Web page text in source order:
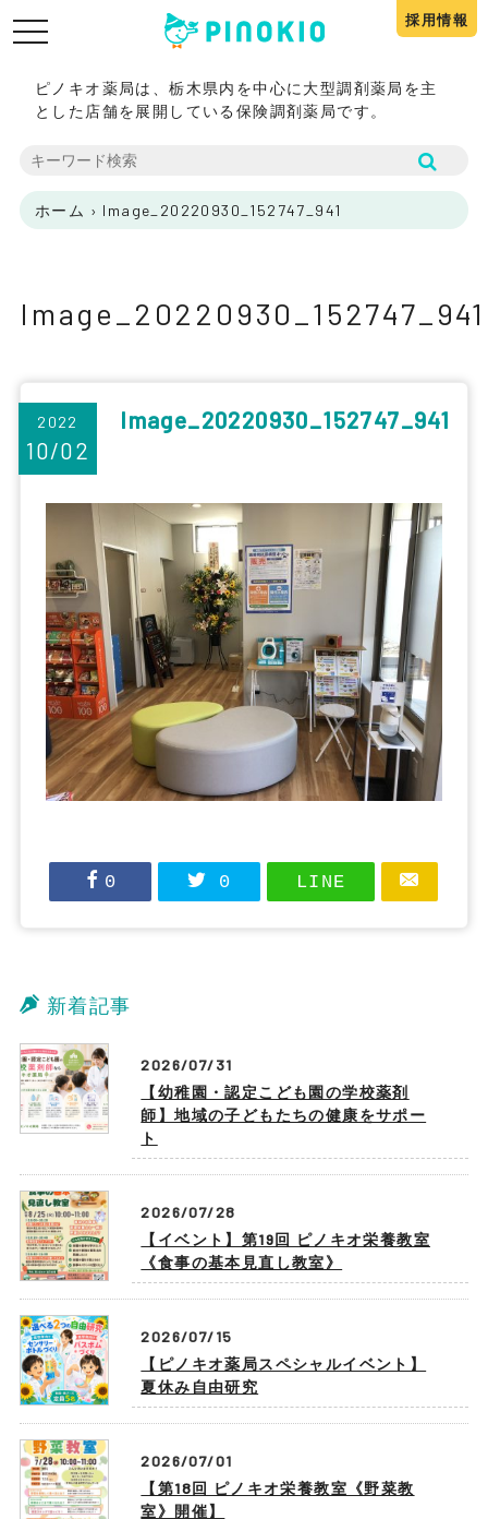
toggle
採用情報
ピノキオ薬局は、栃木県内を中心に大型調剤薬局を主
とした店舗を展開している保険調剤薬局です。
ホーム › Image_20220930_152747_941
Image_20220930_152747_941
2022
10/02
Image_20220930_152747_941
0 0 LINE
新着記事
2026/07/31
【幼稚園・認定こども園の学校薬剤
師】地域の子どもたちの健康をサポー
ト
2026/07/28
【イベント】第19回 ピノキオ栄養教室
《食事の基本見直し教室》
2026/07/15
【ピノキオ薬局スペシャルイベント】
夏休み自由研究
2026/07/01
【第18回 ピノキオ栄養教室《野菜教
室》開催】